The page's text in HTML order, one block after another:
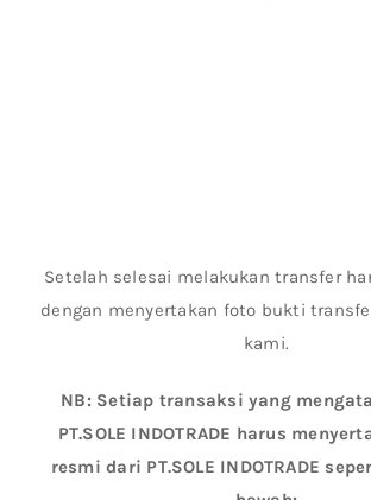
Setelah selesai melakukan transfer
dengan menyertakan foto bukti
kami.
NB: Setiap transaksi yang
PT.SOLE INDOTRADE harus
resmi dari PT.SOLE INDOTRADE